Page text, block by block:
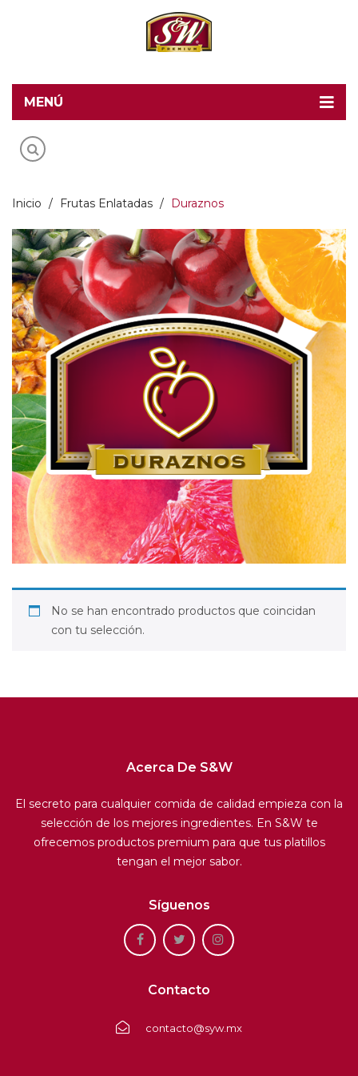
MENÚ
Home
Productos
Food Service
Acerca de S&W
Contacto
Blog
Inicio / Frutas Enlatadas / Duraznos
No se han encontrado productos que coincidan
con tu selección.
Acerca De S&W
El secreto para cualquier comida de calidad empieza con la
selección de los mejores ingredientes. En S&W te
ofrecemos productos premium para que tus platillos
tengan el mejor sabor.
Síguenos
Contacto
contacto@syw.mx